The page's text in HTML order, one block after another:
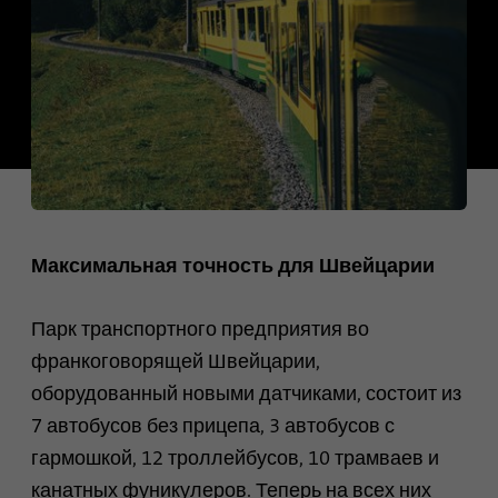
Максимальная точность для Швейцарии
Парк транспортного предприятия во
франкоговорящей Швейцарии,
оборудованный новыми датчиками, состоит из
7 автобусов без прицепа, 3 автобусов с
гармошкой, 12 троллейбусов, 10 трамваев и
канатных фуникулеров. Теперь на всех них
Поставщик TYPO3
Продолжительность 1 месяц
Цель
Содержит выбранные
настройки опции
отслеживания.
Имя site-language-preference
Поставщик TYPO3
Продолжительность 30 дней
Цель
Сохраняет значение языка в
случае изменения языка
сайта, чтобы иметь
Цель
сессии и кампании, а также
для отслеживания
использования сайта для
составления аналитического
отчета по сайту. Файлы
cookie хранят информацию
анонимно и присваивают
случайно сгенерированный
номер для идентификации
Поставщик Google Analytics
Продолжительность 1 день
Этот файл cookie